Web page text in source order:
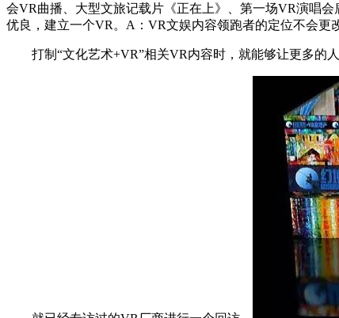
会VR曲播、大型文旅记载片《正在上》、第一场VR演唱会
优良，建立一个VR。A：VR文娱内容领跑者的定位不会更
打制“文化艺术+VR”相关VR内容时，就能够让更多的人